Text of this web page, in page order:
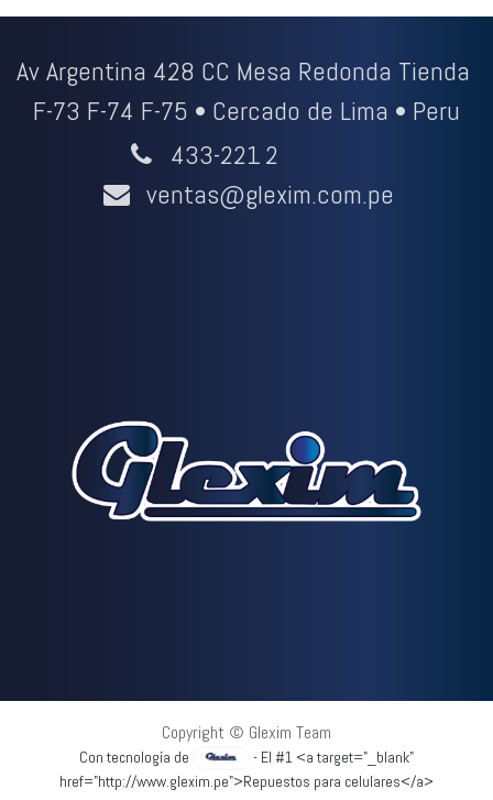
Av Argentina 428 CC Mesa Redonda Tienda
F-73 F-74 F-75 • Cercado de Lima • Peru
433-2212
ventas@glexim.com.pe
Copyright © Glexim Team
Con tecnología de
- El #1 <a target="_blank"
href="http://www.glexim.pe">Repuestos para celulares</a>